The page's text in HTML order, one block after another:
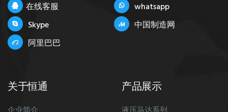
在线客服
whatsapp
Skype
中国制造网
阿里巴巴
关于恒通
产品展示